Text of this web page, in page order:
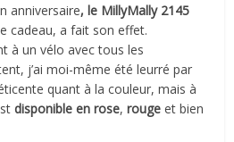
anniversaire, le MillyMally 2145
cadeau, a fait son effet.
à un vélo avec tous les
j’ai moi-même été leurré par
quant à la couleur, mais à
disponible en rose, rougeet bien